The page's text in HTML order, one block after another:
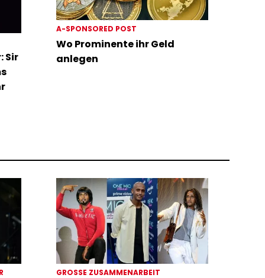
Sir
A-SPONSORED POST
Wo Prominente ihr Geld
anlegen
GROSSE ZUSAMMENARBEIT